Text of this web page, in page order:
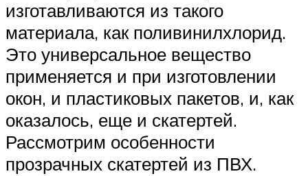
изготавливаются из такого
материала, как поливинилхлорид.
Это универсальное вещество
применяется и при изготовлении
окон, и пластиковых пакетов, и, как
оказалось, еще и скатертей.
Рассмотрим особенности
прозрачных скатертей из ПВХ.